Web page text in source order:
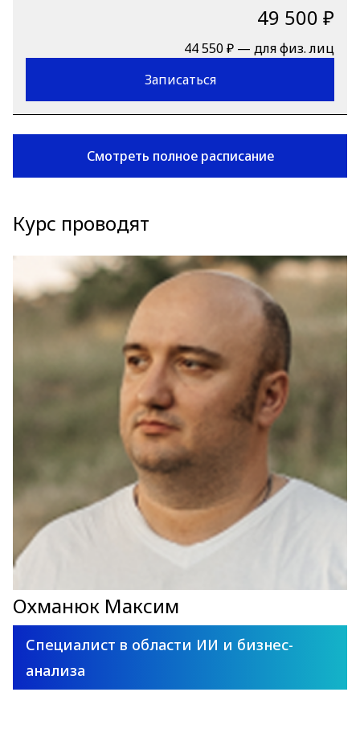
49 500 ₽
44 550 ₽ — для физ. лиц
Записаться
Смотреть полное расписание
Курс проводят
Охманюк Максим
Специалист в области ИИ и бизнес-
анализа